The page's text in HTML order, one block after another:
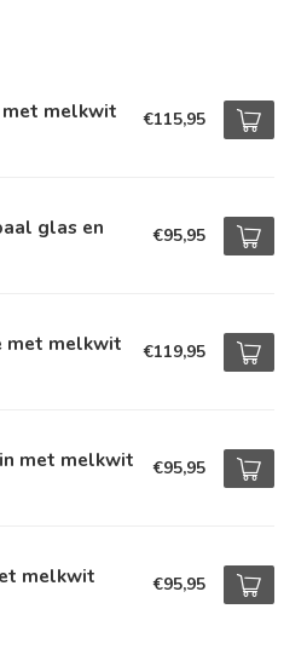
met melkwit €115,95
glas en €95,95
met melkwit €119,95
met melkwit €95,95
melkwit €95,95